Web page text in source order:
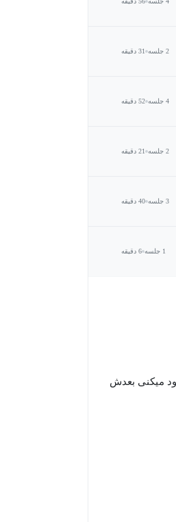
2 جلسه 31 دقیقه
4 جلسه 52 دقیقه
2 جلسه 21 دقیقه
3 جلسه 40 دقیقه
1 جلسه 6 دقیقه
میکنی بعدش